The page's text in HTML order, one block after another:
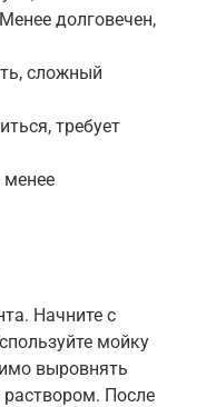
долговечен,
сложный
требует
Начните с
мойку
выровнять
После